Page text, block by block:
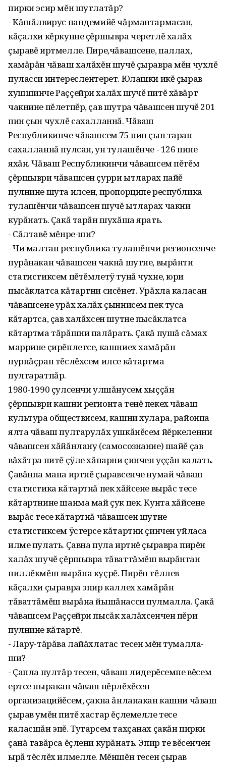
пирки эсир мĕн шутлатăр?
- Кăшăлвирус пандемийĕ чăрмантармасан,
кăçалхи кĕркунне çĕршывра черетлĕ халăх
çыравĕ иртмелле. Пире,чăвашсене, паллах,
хамăрăн чăваш халăхĕн шучĕ çыравра мĕн чухлĕ
пуласси интереслентерет. Юлашки икĕ çырав
хушшинче Раççейри халăх шучĕ питĕ хăвăрт
чакнине пĕлетпĕр, çав шутра чăвашсен шучĕ 201
пин çын чухлĕ сахалланнă. Чăваш
Республикинче чăвашсем 75 пин çын таран
сахалланнă пулсан, ун тулашĕнче - 126 пине
яхăн. Чăваш Республикинчи чăвашсем пĕтĕм
çĕршыври чăвашсен çурри ытларах пайĕ
пулнине шута илсен, пропорципе республика
тулашĕнчи чăвашсен шучĕ ытларах чакни
курăнать. Çакă тарăн шухăша ярать.
- Сăлтавĕ мĕнре-ши?
- Чи малтан республика тулашĕнчи регионсенче
пурăнакан чăвашсен чакнă шутне, вырăнти
статистиксем пĕтĕмлетÿ тунă чухне, юри
пысăклатса кăтартни сисĕнет. Урăхла каласан
чăвашсене урăх халăх çыннисем пек туса
кăтартса, çав халăхсен шутне пысăклатса
кăтартма тăрăшни палăрать. Çакă пушă сăмах
маррине çирĕплетсе, кашниех хамăрăн
пурнăçран тĕслĕхсем илсе кăтартма
пултаратпăр.
1980-1990 çулсенчи улшăнусем хыççăн
çĕршыври кашни регионта тенĕ пекех чăваш
культура обществисем, кашни хулара, районпа
ялта чăваш пултарулăх ушкăнĕсем йĕркеленни
чăвашсен хăйăнлану (самосознание) шайĕ çав
вăхăтра питĕ çÿле хăпарни çинчен уççăн калать.
Çавăнпа мана иртнĕ çыравсенче нумай чăваш
статистика кăтартнă пек хăйсене вырăс тесе
кăтартнине шанма май çук пек. Кунта хăйсене
вырăс тесе кăтартнă чăвашсен шутне
статистиксем ÿстерсе кăтартни çинчен уйласа
илме пулать. Çавна пула иртнĕ çыравра пирĕн
халăх шучĕ çĕршывра тăваттăмĕш вырăнтан
пиллĕкмĕш вырăна куçрĕ. Пирĕн тĕллев -
кăçалхи çыравра эпир каллех хамăрăн
тăваттăмĕш вырăна йышăнасси пулмалла. Çакă
чăвашсем Раççейри пысăк халăхсенчен пĕри
пулнине кăтартĕ.
- Лару-тăрăва лайăхлатас тесен мĕн тумалла-
ши?
- Çапла пултăр тесен, чăваш лидерĕсемпе вĕсем
ертсе пыракан чăваш пĕрлĕхĕсен
организацийĕсем, çакна ăнланакан кашни чăваш
çырав умĕн питĕ хастар ĕçлемелле тесе
каласшăн эпĕ. Тутарсем тахçанах çакăн пирки
çанă тавăрса ĕçлени курăнать. Эпир те вĕсенчен
ырă тĕслĕх илмелле. Мĕншĕн тесен çырав